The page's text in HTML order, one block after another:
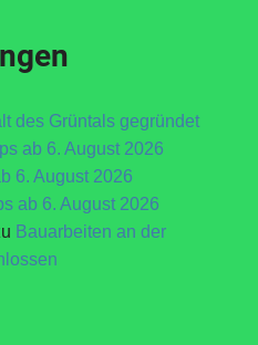
des Grüntals gegründet
ab 6. August 2026
6. August 2026
ab 6. August 2026
Bauarbeiten an der